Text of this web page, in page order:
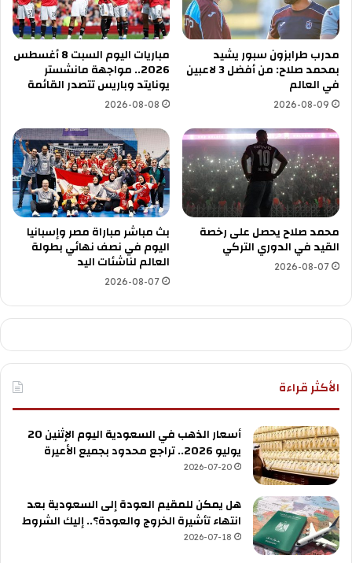
مدرب طرابزون سبور يشيد
بمحمد صلاح: من أفضل 3 لاعبين
في العالم
2026-08-09
مباريات اليوم السبت 8 أغسطس
2026.. مواجهة مانشستر
يونايتد وباريس تتصدر القائمة
2026-08-08
محمد صلاح يحصل على رخصة
القيد في الدوري التركي
2026-08-07
بث مباشر مباراة مصر وإسبانيا
اليوم في نصف نهائي بطولة
العالم لناشئات اليد
2026-08-07
الأكثر قراءة
أسعار الذهب في السعودية اليوم الإثنين 20
يوليو 2026.. تراجع محدود بجميع الأعيرة
2026-07-20
هل يمكن للمقيم العودة إلى السعودية بعد
انتهاء تأشيرة الخروج والعودة؟.. إليك الشروط
2026-07-18